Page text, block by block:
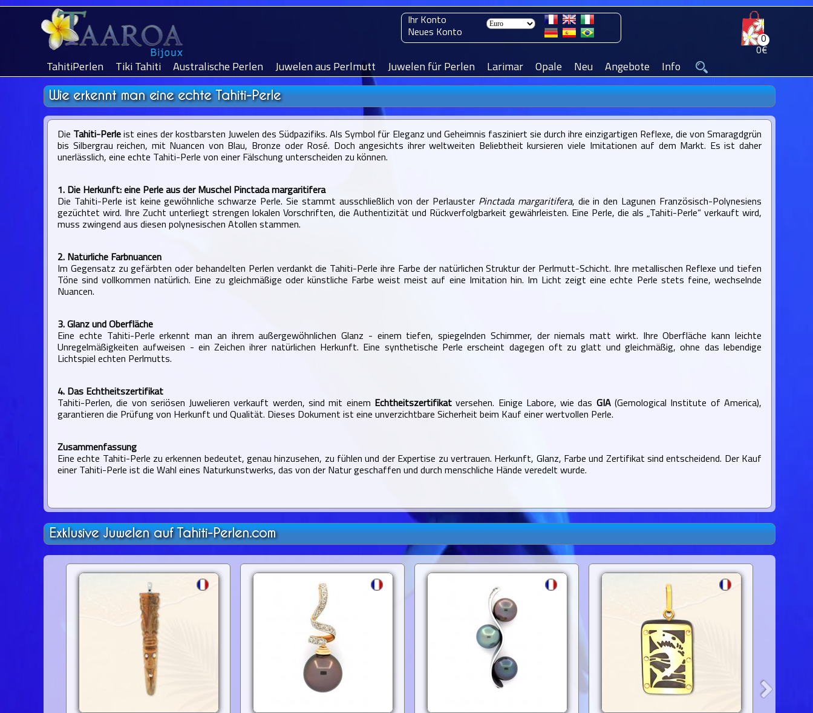
0
0€
Ihr Konto
Neues Konto
TahitiPerlen Tiki Tahiti Australische Perlen Juwelen aus Perlmutt Juwelen für Perlen Larimar Opale Neu Angebote Info
Wie erkennt man eine echte Tahiti-Perle
Die Tahiti-Perle ist eines der kostbarsten Juwelen des Südpazifiks. Als Symbol für Eleganz und Geheimnis fasziniert sie durch ihre einzigartigen Reflexe, die von Smaragdgrün
bis Silbergrau reichen, mit Nuancen von Blau, Bronze oder Rosé. Doch angesichts ihrer weltweiten Beliebtheit kursieren viele Imitationen auf dem Markt. Es ist daher
unerlässlich, eine echte Tahiti-Perle von einer Fälschung unterscheiden zu können.
1. Die Herkunft: eine Perle aus der Muschel Pinctada margaritifera
Die Tahiti-Perle ist keine gewöhnliche schwarze Perle. Sie stammt ausschließlich von der Perlauster Pinctada margaritifera, die in den Lagunen Französisch-Polynesiens
gezüchtet wird. Ihre Zucht unterliegt strengen lokalen Vorschriften, die Authentizität und Rückverfolgbarkeit gewährleisten. Eine Perle, die als „Tahiti-Perle“ verkauft wird,
muss zwingend aus diesen polynesischen Atollen stammen.
2. Natürliche Farbnuancen
Im Gegensatz zu gefärbten oder behandelten Perlen verdankt die Tahiti-Perle ihre Farbe der natürlichen Struktur der Perlmutt-Schicht. Ihre metallischen Reflexe und tiefen
Töne sind vollkommen natürlich. Eine zu gleichmäßige oder künstliche Farbe weist meist auf eine Imitation hin. Im Licht zeigt eine echte Perle stets feine, wechselnde
Nuancen.
3. Glanz und Oberfläche
Eine echte Tahiti-Perle erkennt man an ihrem außergewöhnlichen Glanz - einem tiefen, spiegelnden Schimmer, der niemals matt wirkt. Ihre Oberfläche kann leichte
Unregelmäßigkeiten aufweisen - ein Zeichen ihrer natürlichen Herkunft. Eine synthetische Perle erscheint dagegen oft zu glatt und gleichmäßig, ohne das lebendige
Lichtspiel echten Perlmutts.
4. Das Echtheitszertifikat
Tahiti-Perlen, die von seriösen Juwelieren verkauft werden, sind mit einem
Echtheitszertifikatversehen. Einige Labore, wie das GIA(Gemological Institute of America),
garantieren die Prüfung von Herkunft und Qualität. Dieses Dokument ist eine unverzichtbare Sicherheit beim Kauf einer wertvollen Perle.
Zusammenfassung
Eine echte Tahiti-Perle zu erkennen bedeutet, genau hinzusehen, zu fühlen und der Expertise zu vertrauen. Herkunft, Glanz, Farbe und Zertifikat sind entscheidend. Der Kauf
einer Tahiti-Perle ist die Wahl eines Naturkunstwerks, das von der Natur geschaffen und durch menschliche Hände veredelt wurde.
Exklusive Juwelen auf Tahiti-Perlen.com